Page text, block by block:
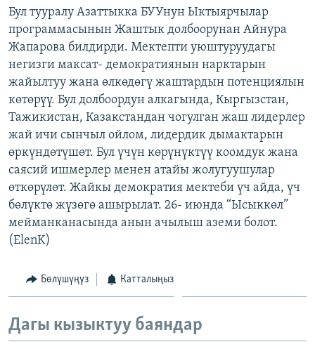
БИЗ ЖАНА ДҮЙНӨ
ДАНИСТЕ
ЭЖЕ-СИҢДИЛЕР
АЗАТТЫК+
ЫҢГАЙСЫЗ СУРООЛОР
Русский
ОНЛАЙН ШЕРИНЕ
ЭЕ/АРнун бардык сайттары
Бул тууралу Азаттыкка БУУнун Ыктыярчылар
программасынын Жаштык долбоорунан Айнура
Жапарова билдирди. Мектепти уюштуруудагы
негизги максат- демократиянын нарктарын
жайылтуу жана өлкөдөгү жаштардын потенциялын
көтөрүү. Бул долбоордун алкагында, Кыргызстан,
Тажикистан, Казакстандан чогулган жаш лидерлер
жай ичи сынчыл ойлом, лидердик дымактарын
өркүндөтүшөт. Бул үчүн көрүнүктүү коомдук жана
саясий ишмерлер менен атайы жолугуушулар
өткөрүлөт. Жайкы демократия мектеби үч айда, үч
бөлүктө жүзөгө ашырылат. 26- июнда “Ысыккөл”
мейманканасында анын ачылыш аземи болот.
(ElenK)
Бөлүшүңүз Катталыңыз
Дагы кызыктуу баяндар